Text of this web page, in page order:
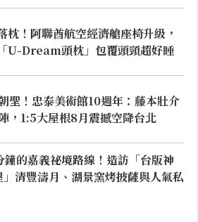
枕！阿聯酋航空經濟艙座椅升級，
U-Dream頭枕」包覆頭頸超好睡
聖！忠泰美術館10週年：藤本壯介
，1:5大屋根8月震撼空降台北
鐘的嘉義祕境路線！造訪「台版神
清豐濤月、湖景窯烤披薩與人氣私